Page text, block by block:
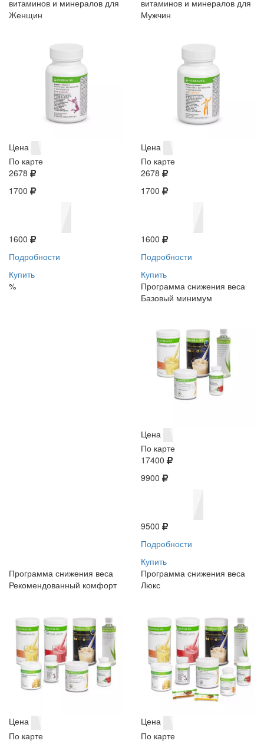
витаминов и минералов для
Женщин
Цена
По карте
2678
1700
1600
Подробности
Купить
%
витаминов и минералов для
Мужчин
Цена
По карте
2678
1700
1600
Подробности
Купить
Программа снижения веса
Базовый минимум
Цена
По карте
17400
9900
9500
Подробности
Купить
Программа снижения веса
Рекомендованный комфорт
Цена
По карте
Программа снижения веса
Люкс
Цена
По карте